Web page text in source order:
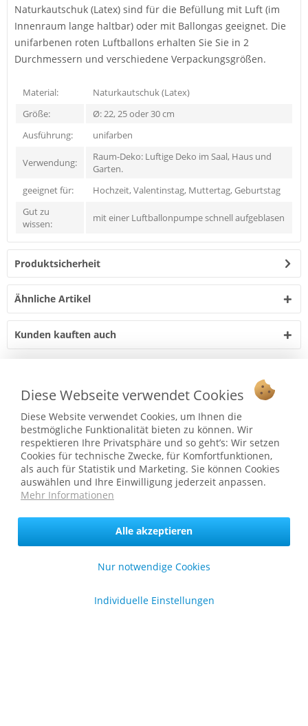
Naturkautschuk (Latex) sind für die Befüllung mit Luft (im
Innenraum lange haltbar) oder mit Ballongas geeignet. Die
unifarbenen roten Luftballons erhalten Sie Sie in 2
Durchmessern und verschiedene Verpackungsgrößen.
Material:
Naturkautschuk (Latex)
Größe:
Ø: 22, 25 oder 30 cm
Ausführung:
unifarben
Verwendung:
Raum-Deko: Luftige Deko im Saal, Haus und
Garten.
geeignet für:
Hochzeit, Valentinstag, Muttertag, Geburtstag
Gut zu
wissen:
mit einer Luftballonpumpe schnell aufgeblasen
Produktsicherheit
Ähnliche Artikel
Kunden kauften auch
Vertrag widerrufen
Ab 75 € versandkostenfrei *
Service Hotline
Shop Service
Informationen
* bei Paketversand. Alle Preise inkl. gesetzl. Mehrwertsteuer zzgl.
Sicher zahlen in unserem Onlineshop
Diese Webseite verwendet Cookies
Diese Website verwendet Cookies, um Ihnen die
bestmögliche Funktionalität bieten zu können. Wir
respektieren Ihre Privatsphäre und so geht’s: Wir setzen
Cookies für technische Zwecke, für Komfortfunktionen,
als auch für Statistik und Marketing. Sie können Cookies
auswählen und Ihre Einwilligung jederzeit anpassen.
Mehr Informationen
Nur notwendige Cookies
Alle akzeptieren
Individuelle Einstellungen